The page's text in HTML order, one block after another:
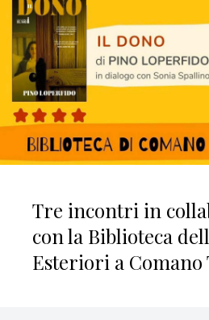
Tre incontri in
con la Biblioteca
Esteriori a Comano